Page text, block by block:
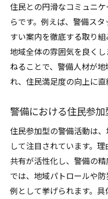
住民との円滑なコミュニ
らです。例えば、警備ス
すい案内を徹底する取り
地域全体の雰囲気を良く
ねることで、警備人材が
れ、住民満足度の向上に直
警備における住民参
住民参加型の警備活動は
して注目されています。
共有が活性化し、警備の
では、地域パトロールや
例として挙げられます。